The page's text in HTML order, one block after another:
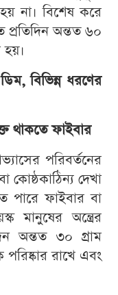
না। বিশেষ করে
অন্তত ৬০
হয়।
বিভিন্ন ধরণের
থাকতে ফাইবার
পরিবর্তনের
দেখা
পারে ফাইবার বা
মানুষের অন্ত্রের
অন্তত ৩০ গ্রাম
পরিষ্কার রাখে এবং